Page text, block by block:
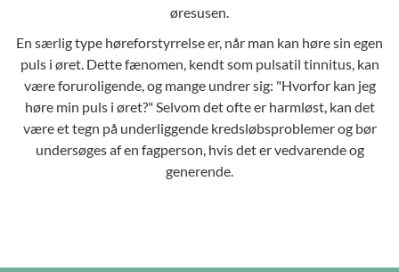
øresusen.
En særlig type høreforstyrrelse er, når man kan høre sin egen
puls i øret. Dette fænomen, kendt som pulsatil tinnitus, kan
være foruroligende, og mange undrer sig: "Hvorfor kan jeg
høre min puls i øret?" Selvom det ofte er harmløst, kan det
være et tegn på underliggende kredsløbsproblemer og bør
undersøges af en fagperson, hvis det er vedvarende og
generende.